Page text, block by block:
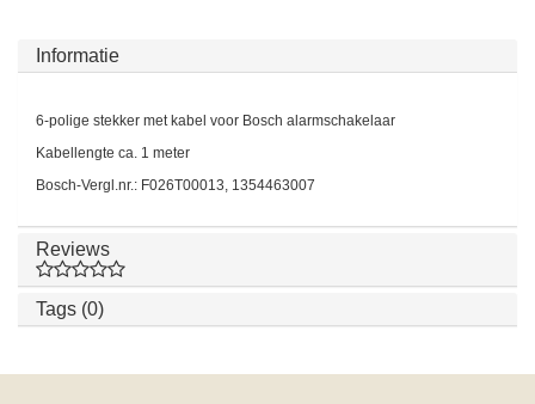
Informatie
6-polige stekker met kabel voor Bosch alarmschakelaar
Kabellengte ca. 1 meter
Bosch-Vergl.nr.: F026T00013, 1354463007
Reviews
Tags (0)